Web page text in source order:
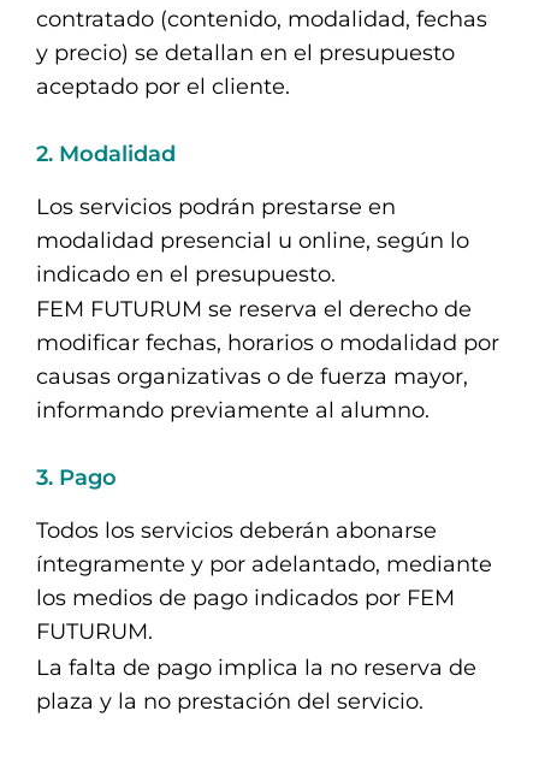
contratado (contenido, modalidad, fechas
y precio) se detallan en el presupuesto
aceptado por el cliente.
2. Modalidad
Los servicios podrán prestarse en
modalidad presencial u online, según lo
indicado en el presupuesto.
FEM FUTURUM se reserva el derecho de
modificar fechas, horarios o modalidad por
causas organizativas o de fuerza mayor,
informando previamente al alumno.
3. Pago
Todos los servicios deberán abonarse
íntegramente y por adelantado, mediante
los medios de pago indicados por FEM
FUTURUM.
La falta de pago implica la no reserva de
plaza y la no prestación del servicio.